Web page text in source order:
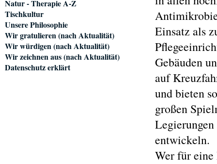
Einsatz als
Gebäuden
auf
und bieten
großen
Legierungen
entwickeln.
Wer für
Natur - Therapie A-Z
Tischkultur
Unsere Philosophie
Wir gratulieren (nach Aktualität)
Wir würdigen (nach Aktualität)
Wir zeichnen aus (nach Aktualität)
Datenschutz erklärt